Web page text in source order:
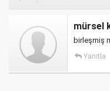
mürsel
birleşmiş
Yanıtla